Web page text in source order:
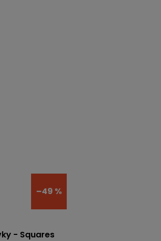
–49 %
- Squares